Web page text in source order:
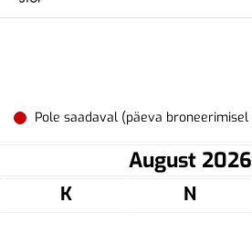
Pole saadaval (päeva
August 2026
K N